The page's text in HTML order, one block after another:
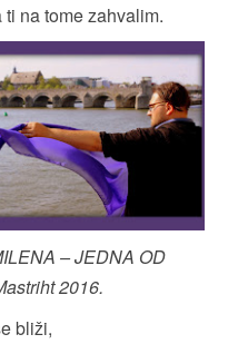
na tome zahvalim.
– JEDNA OD
2016.
bliži,